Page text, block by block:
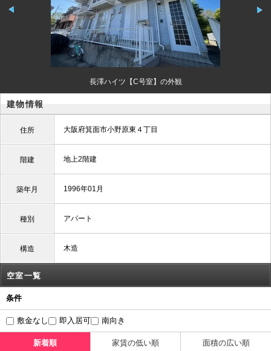
長澤ハイツ【C号室】の外観
建物情報
住所 大阪府箕面市小野原東４丁目
階建 地上2階建
築年月 1996年01月
種別 アパート
構造 木造
空室一覧
条件
敷金なし 即入居可 南向き
新着順 家賃の低い順 面積の広い順